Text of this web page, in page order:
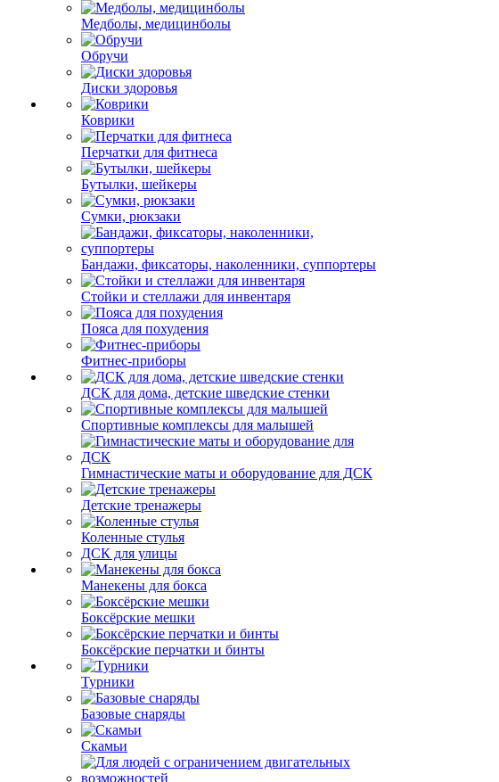
Медболы, медицинболы
Обручи
Диски здоровья
Коврики
Перчатки для фитнеса
Бутылки, шейкеры
Сумки, рюкзаки
Бандажи, фиксаторы, наколенники, суппортеры
Стойки и стеллажи для инвентаря
Пояса для похудения
Фитнес-приборы
ДСК для дома, детские шведские стенки
Спортивные комплексы для малышей
Гимнастические маты и оборудование для ДСК
Детские тренажеры
Коленные стулья
ДСК для улицы
Манекены для бокса
Боксёрские мешки
Боксёрские перчатки и бинты
Турники
Базовые снаряды
Скамьи